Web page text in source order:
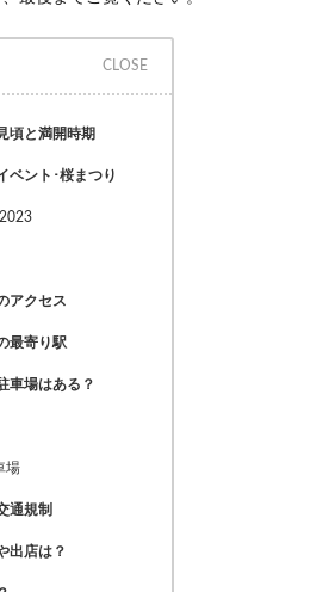
頃と満開時期
ベント･桜まつり
アクセス
最寄り駅
車場はある？
場
通規制
出店は？